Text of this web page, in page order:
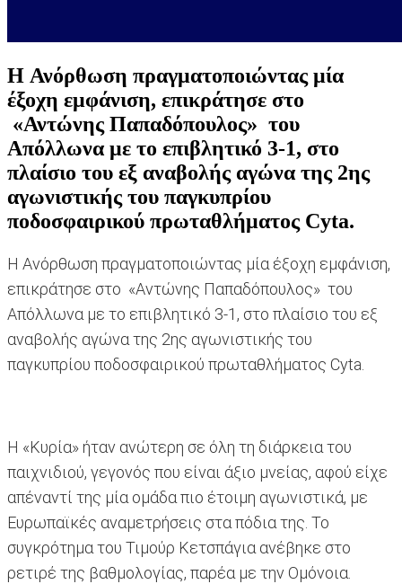
H Ανόρθωση πραγματοποιώντας μία
έξοχη εμφάνιση, επικράτησε στο
«Αντώνης Παπαδόπουλος» του
Απόλλωνα με το επιβλητικό 3-1, στο
πλαίσιο του εξ αναβολής αγώνα της 2ης
αγωνιστικής του παγκυπρίου
ποδοσφαιρικού πρωταθλήματος Cyta.
H Ανόρθωση πραγματοποιώντας μία έξοχη εμφάνιση,
επικράτησε στο «Αντώνης Παπαδόπουλος» του
Απόλλωνα με το επιβλητικό 3-1, στο πλαίσιο του εξ
αναβολής αγώνα της 2ης αγωνιστικής του
παγκυπρίου ποδοσφαιρικού πρωταθλήματος Cyta.
Η «Κυρία» ήταν ανώτερη σε όλη τη διάρκεια του
παιχνιδιού, γεγονός που είναι άξιο μνείας, αφού είχε
απέναντί της μία ομάδα πιο έτοιμη αγωνιστικά, με
Ευρωπαϊκές αναμετρήσεις στα πόδια της. Το
συγκρότημα του Τιμούρ Κετσπάγια ανέβηκε στο
ρετιρέ της βαθμολογίας, παρέα με την Ομόνοια.